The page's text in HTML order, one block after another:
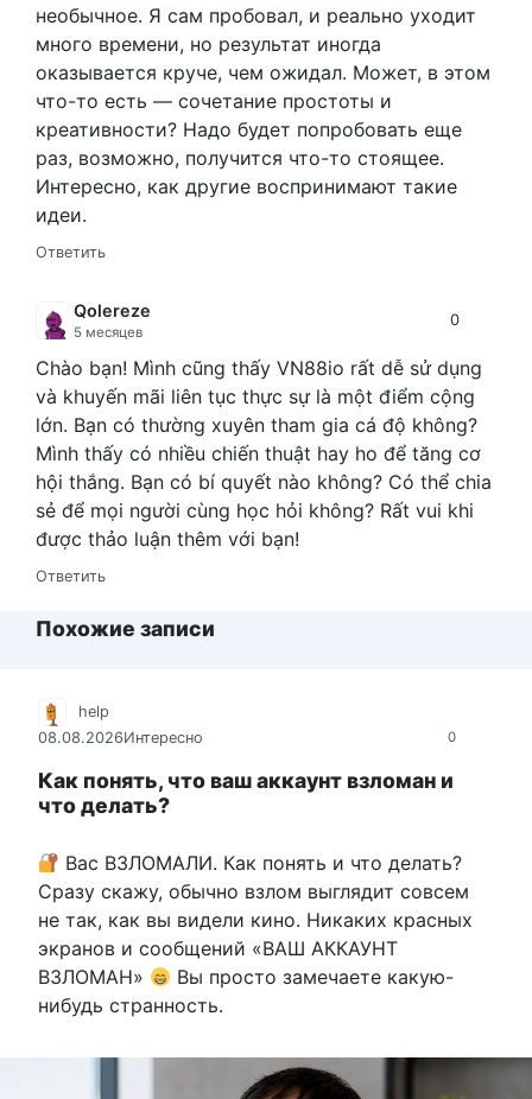
необычное. Я сам пробовал, и реально уходит
много времени, но результат иногда
оказывается круче, чем ожидал. Может, в этом
что-то есть — сочетание простоты и
креативности? Надо будет попробовать еще
раз, возможно, получится что-то стоящее.
Интересно, как другие воспринимают такие
идеи.
Ответить
Qolereze
5 месяцев
0
Chào bạn! Mình cũng thấy VN88io rất dễ sử dụng
và khuyến mãi liên tục thực sự là một điểm cộng
lớn. Bạn có thường xuyên tham gia cá độ không?
Mình thấy có nhiều chiến thuật hay ho để tăng cơ
hội thắng. Bạn có bí quyết nào không? Có thể chia
sẻ để mọi người cùng học hỏi không? Rất vui khi
được thảo luận thêm với bạn!
Ответить
Похожие записи
0
help
08.08.2026Интересно
Как понять, что ваш аккаунт взломан и
что делать?
Вас ВЗЛОМАЛИ. Как понять и что делать?
Сразу скажу, обычно взлом выглядит совсем
не так, как вы видели кино. Никаких красных
экранов и сообщений «ВАШ АККАУНТ
ВЗЛОМАН»
Вы просто замечаете какую-
нибудь странность.